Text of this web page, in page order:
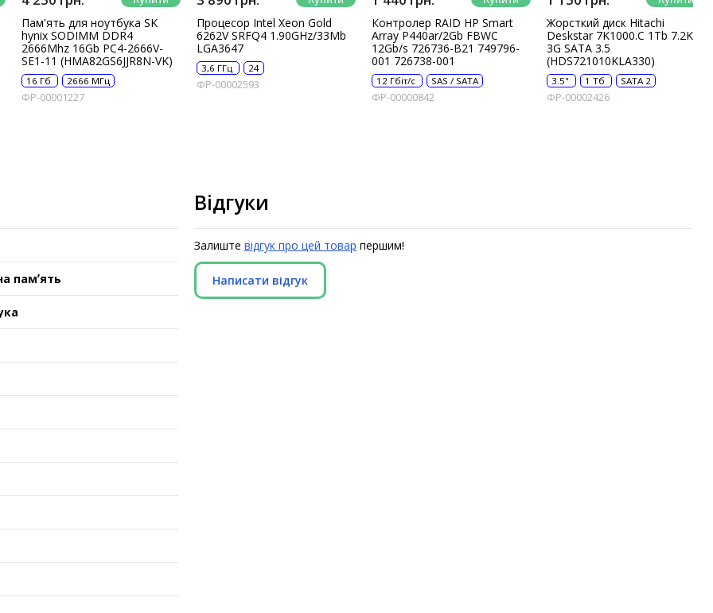
Пам'ять для ноутбука SK
hynix SODIMM DDR4
2666Mhz 16Gb PC4-2666V-
SE1-11 (HMA82GS6JJR8N-VK)
16 Гб 2666 МГц
ФР-00001227
Процесор Intel Xeon Gold
6262V SRFQ4 1.90GHz/33Mb
LGA3647
3,6 ГГц 24
ФР-00002593
Контролер RAID HP Smart
Array P440ar/2Gb FBWC
12Gb/s 726736-B21 749796-
001 726738-001
12 Гбіт/с SAS / SATA
ФР-00000842
Жорсткий диск Hitachi
Deskstar 7K1000.C 1Tb 7.2K
3G SATA 3.5
(HDS721010KLA330)
3.5" 1 Тб SATA 2
ФР-00002426
памʼять
Відгуки
Залиште відгук про цей товар першим!
Написати відгук